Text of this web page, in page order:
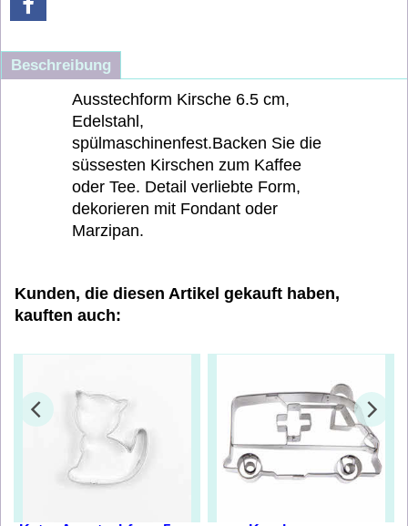
Beschreibung
Ausstechform Kirsche 6.5 cm,
Edelstahl,
spülmaschinenfest.Backen Sie die
süssesten Kirschen zum Kaffee
oder Tee. Detail verliebte Form,
dekorieren mit Fondant oder
Marzipan.
Kunden, die diesen Artikel gekauft haben,
kauften auch: